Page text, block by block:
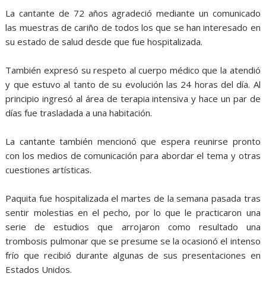
La cantante de 72 años agradeció mediante un comunicado
las muestras de cariño de todos los que se han interesado en
su estado de salud desde que fue hospitalizada.
También expresó su respeto al cuerpo médico que la atendió
y que estuvo al tanto de su evolución las 24 horas del día. Al
principio ingresó al área de terapia intensiva y hace un par de
días fue trasladada a una habitación.
La cantante también mencionó que espera reunirse pronto
con los medios de comunicación para abordar el tema y otras
cuestiones artísticas.
Paquita fue hospitalizada el martes de la semana pasada tras
sentir molestias en el pecho, por lo que le practicaron una
serie de estudios que arrojaron como resultado una
trombosis pulmonar que se presume se la ocasionó el intenso
frío que recibió durante algunas de sus presentaciones en
Estados Unidos.